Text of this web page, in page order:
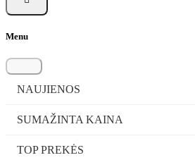
Menu
NAUJIENOS
SUMAŽINTA KAINA
TOP PREKĖS